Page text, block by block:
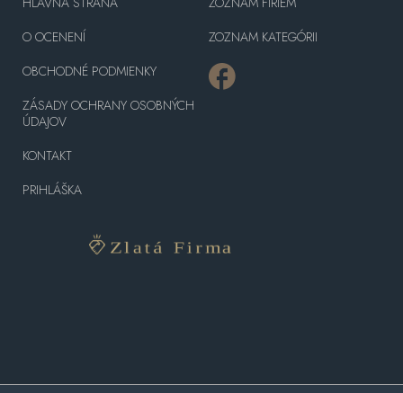
O OCENENÍ
OBCHODNÉ PODMIENKY
ZÁSADY OCHRANY OSOBNÝCH
ÚDAJOV
KONTAKT
PRIHLÁŠKA
ZOZNAM KATEGÓRII